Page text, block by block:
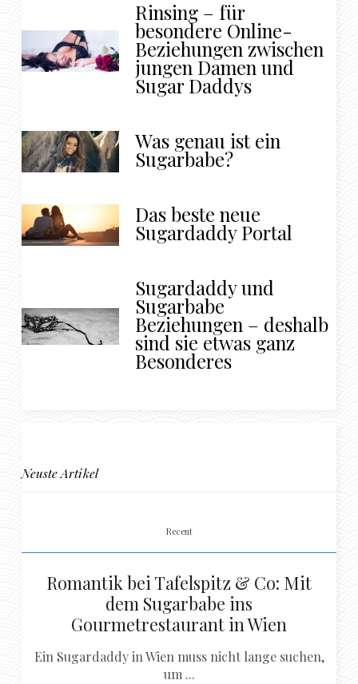
Rinsing – für
besondere Online-
Beziehungen zwischen
jungen Damen und
Sugar Daddys
Was genau ist ein
Sugarbabe?
Das beste neue
Sugardaddy Portal
Sugardaddy und
Sugarbabe
Beziehungen – deshalb
sind sie etwas ganz
Besonderes
Neuste Artikel
Recent
Romantik bei Tafelspitz & Co: Mit
dem Sugarbabe ins
Gourmetrestaurant in Wien
Ein Sugardaddy in Wien muss nicht lange suchen,
um ...